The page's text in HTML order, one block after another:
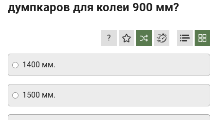
думпкаров для колеи 900 мм?
?
1400 мм.
1500 мм.